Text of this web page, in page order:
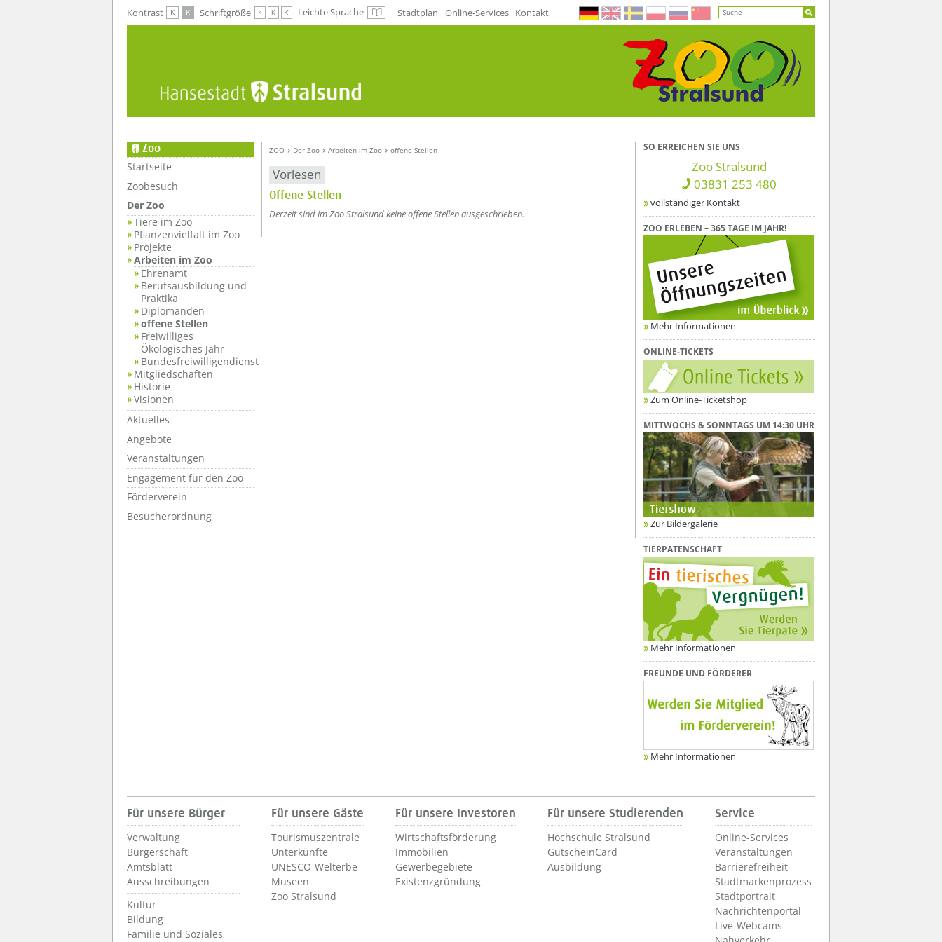
Kontrast K K Schriftgröße K K K Leichte Sprache Leichte Sprache
Stadtplan Online-Services Kontakt
Zoo
Startseite
Zoobesuch
Der Zoo
Tiere im Zoo
Pflanzenvielfalt im Zoo
Projekte
Arbeiten im Zoo
Ehrenamt
Berufsausbildung und
Praktika
Diplomanden
offene Stellen
Freiwilliges
Ökologisches Jahr
Bundesfreiwilligendienst
Mitgliedschaften
Historie
Visionen
Aktuelles
Angebote
Veranstaltungen
Engagement für den Zoo
Förderverein
Besucherordnung
ZOO Der Zoo Arbeiten im Zoo offene Stellen
Vorlesen
Offene Stellen
Derzeit sind im Zoo Stralsund keine offene Stellen ausgeschrieben.
SO ERREICHEN SIE UNS
Zoo Stralsund
03831 253 480
vollständiger Kontakt
ZOO ERLEBEN – 365 TAGE IM JAHR!
Mehr Informationen
ONLINE-TICKETS
Zum Online-Ticketshop
MITTWOCHS & SONNTAGS UM 14:30 UHR
Zur Bildergalerie
TIERPATENSCHAFT
Mehr Informationen
FREUNDE UND FÖRDERER
Mehr Informationen
Für unsere Bürger
Verwaltung
Bürgerschaft
Amtsblatt
Ausschreibungen
Kultur
Bildung
Familie und Soziales
Für unsere Gäste
Tourismuszentrale
Unterkünfte
UNESCO-Welterbe
Museen
Zoo Stralsund
Für unsere Investoren
Wirtschaftsförderung
Immobilien
Gewerbegebiete
Existenzgründung
Für unsere Studierenden
Hochschule Stralsund
GutscheinCard
Ausbildung
Service
Online-Services
Veranstaltungen
Barrierefreiheit
Stadtmarkenprozess
Stadtportrait
Nachrichtenportal
Live-Webcams